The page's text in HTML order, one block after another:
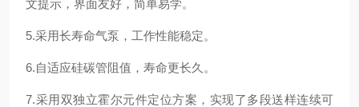
文提示，界面友好，简单易学。
5.采用长寿命气泵，工作性能稳定。
6.自适应硅碳管阻值，寿命更长久。
7.采用双独立霍尔元件定位方案，实现了多段送样连续可